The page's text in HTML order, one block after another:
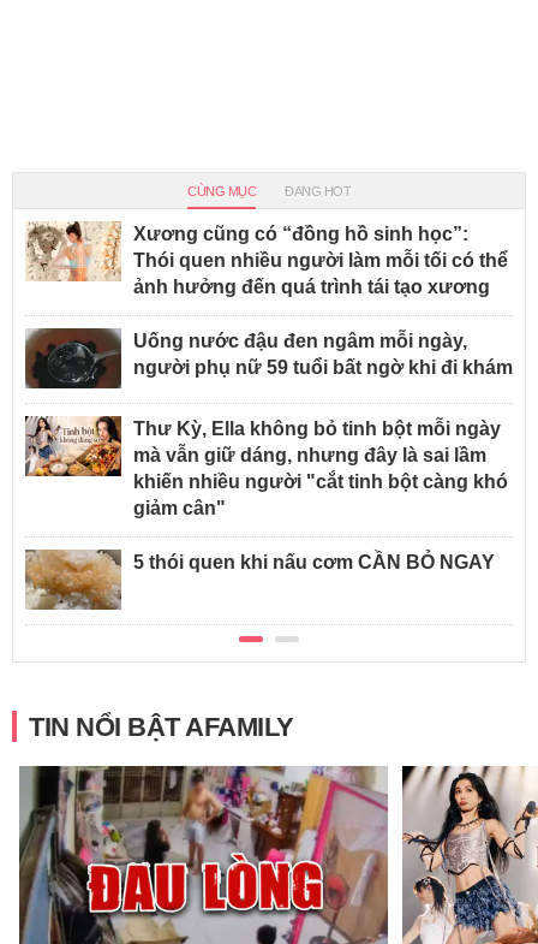
CÙNG MỤC ĐANG HOT
Xương cũng có “đồng hồ sinh học”:
Thói quen nhiều người làm mỗi tối có thể
ảnh hưởng đến quá trình tái tạo xương
Uống nước đậu đen ngâm mỗi ngày,
người phụ nữ 59 tuổi bất ngờ khi đi khám
Thư Kỳ, Ella không bỏ tinh bột mỗi ngày
mà vẫn giữ dáng, nhưng đây là sai lầm
khiến nhiều người "cắt tinh bột càng khó
giảm cân"
5 thói quen khi nấu cơm CẦN BỎ NGAY
TIN NỔI BẬT AFAMILY